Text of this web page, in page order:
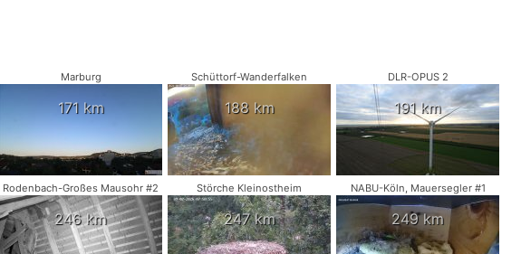
Marburg
171 km
Schüttorf-Wanderfalken
188 km
DLR-OPUS 2
191 km
Rodenbach-Großes Mausohr #2
246 km
Störche Kleinostheim
247 km
NABU-Köln, Mauersegler #1
249 km